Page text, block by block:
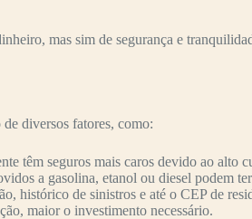
mas sim de segurança e
diversos fatores, como:
têm seguros mais caros devido ao alto
a gasolina, etanol ou diesel podem
histórico de sinistros e até o CEP de
maior o investimento necessário.